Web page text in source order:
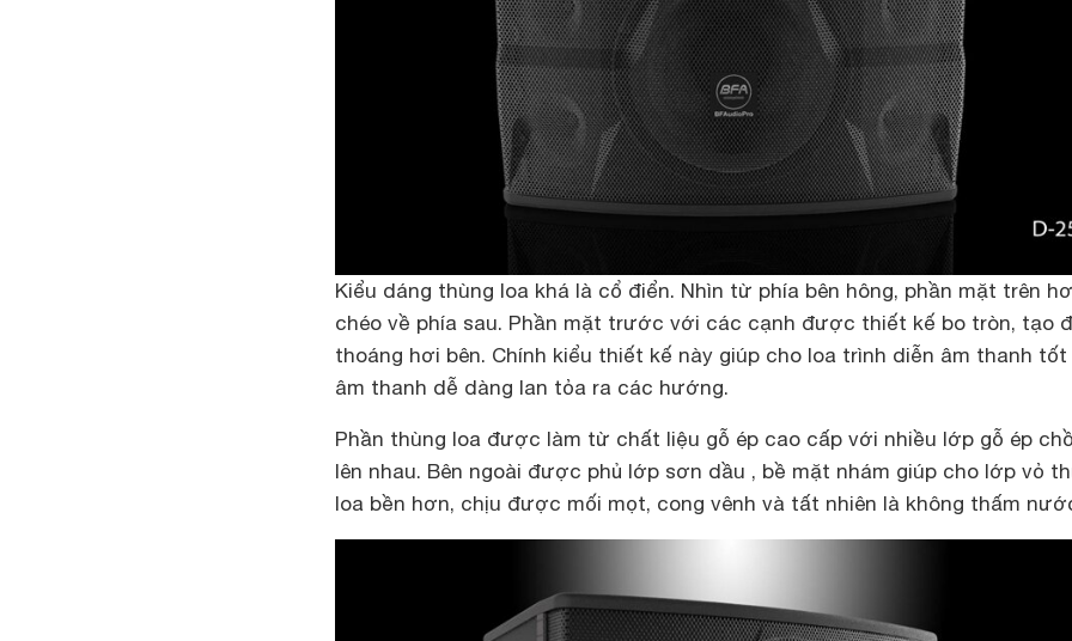
Kiểu dáng thùng loa khá là cổ điển. Nhìn từ phía bên hông, phần mặt trên
chéo về phía sau. Phần mặt trước với các cạnh được thiết kế bo tròn, tạo
thoáng hơi bên. Chính kiểu thiết kế này giúp cho loa trình diễn âm thanh tốt
âm thanh dễ dàng lan tỏa ra các hướng.
Phần thùng loa được làm từ chất liệu gỗ ép cao cấp với nhiều lớp gỗ ép
lên nhau. Bên ngoài được phủ lớp sơn dầu , bề mặt nhám giúp cho lớp vỏ
loa bền hơn, chịu được mối mọt, cong vênh và tất nhiên là không thấm